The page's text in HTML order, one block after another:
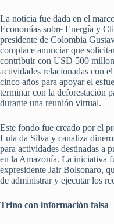
La noticia fue dada en el
Economías sobre Energía y
presidente de Colombia
complace anunciar que
contribuir con USD 500
actividades relacionadas con
cinco años para apoyar el
terminar con la deforestación
durante una reunión virtual.
Este fondo fue creado por el
Lula da Silva y canaliza
para actividades destinadas a
en la Amazonía. La iniciativa
expresidente Jair Bolsonaro,
de administrar y ejecutar los
Trino con información falsa